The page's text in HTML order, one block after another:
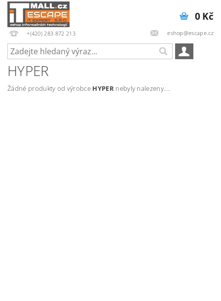
+(420) 283 872 213 eshop@escape.cz
0 Kč
HYPER
Žádné produkty od výrobce HYPERnebyly nalezeny....